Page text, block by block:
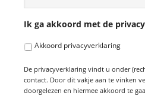
Ik ga akkoord met de
Akkoord privacyverklaring
De privacyverklaring vindt u onder
contact. Door dit vakje aan te vinken
doorgelezen en hiermee akkoord te